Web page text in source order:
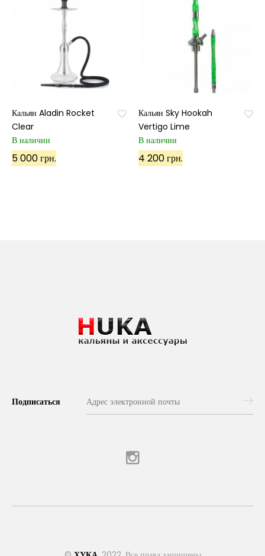
Кальян Aladin Rocket
Clear
В наличии
5 000 грн.
Кальян Sky Hookah
Vertigo Lime
В наличии
4 200 грн.
Подписаться